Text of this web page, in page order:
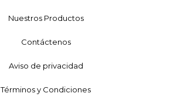
Nuestros Productos
Contáctenos
Aviso de privacidad
Términos y Condiciones